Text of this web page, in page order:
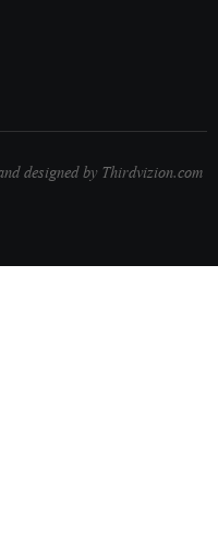
designed by Thirdvizion.com